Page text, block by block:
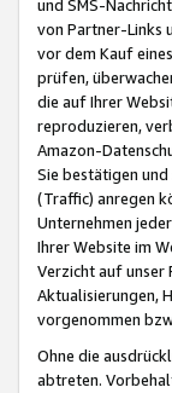
und SMS-
von Partner-Links
vor dem Kauf
prüfen,
die auf Ihrer
reproduzieren,
Amazon-
Sie bestätigen
(Traffic) anregen
Unternehmen
Ihrer Website im
Verzicht auf unser
Aktualisierungen,
vorgenommen
Ohne die
abtreten.